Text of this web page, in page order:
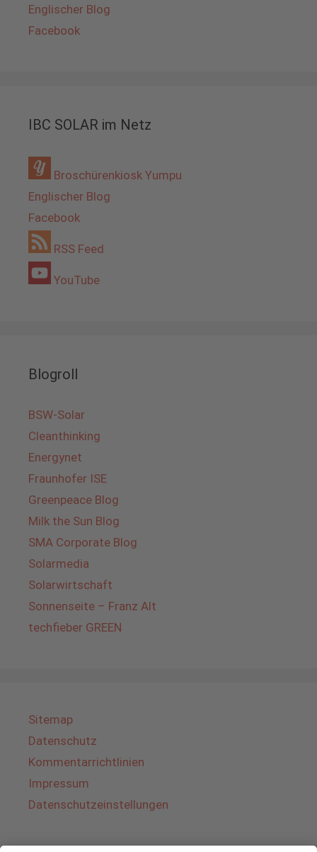
Englischer Blog
Facebook
IBC SOLAR im Netz
Broschürenkiosk Yumpu
Englischer Blog
Facebook
RSS Feed
YouTube
Blogroll
BSW-Solar
Cleanthinking
Energynet
Fraunhofer ISE
Greenpeace Blog
Milk the Sun Blog
SMA Corporate Blog
Solarmedia
Solarwirtschaft
Sonnenseite – Franz Alt
techfieber GREEN
Sitemap
Datenschutz
Kommentarrichtlinien
Impressum
Datenschutzeinstellungen